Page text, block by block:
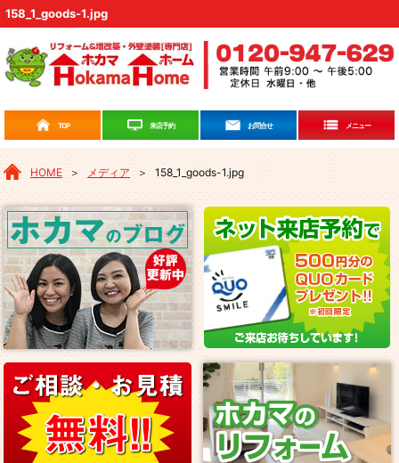
158_1_goods-1.jpg
TOP 来店予約 お問合せ メニュー
HOME ＞ メディア ＞ 158_1_goods-1.jpg